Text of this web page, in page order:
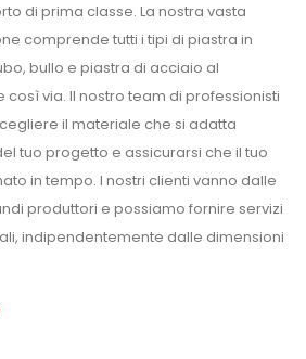
di prima classe. La nostra vasta
comprende tutti i tipi di piastra in
bullo e piastra di acciaio al
via. Il nostro team di professionisti
il materiale che si adatta
tuo progetto e assicurarsi che il tuo
in tempo. I nostri clienti vanno dalle
produttori e possiamo fornire servizi
indipendentemente dalle dimensioni